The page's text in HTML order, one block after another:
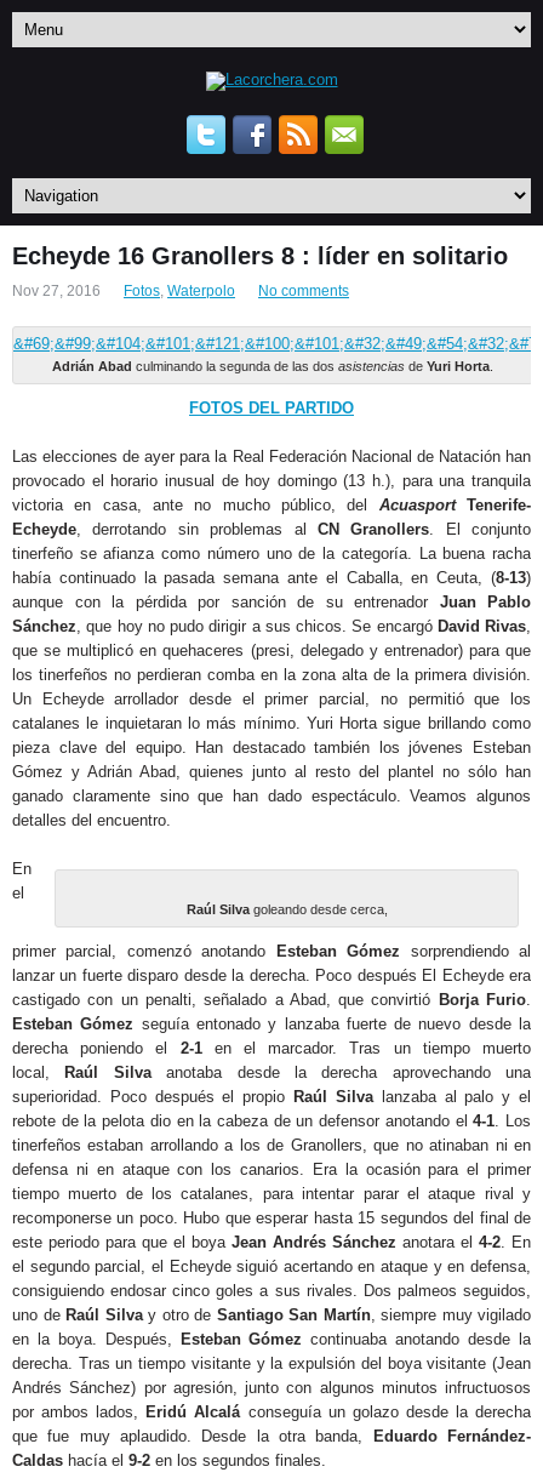
Echeyde 16 Granollers 8 : líder en solitario
Nov 27, 2016 Fotos, Waterpolo No comments
Adrián Abad culminando la segunda de las dos asistencias de Yuri Horta
FOTOS DEL PARTIDO
Las elecciones de ayer para la Real Federación Nacional de Natación han
provocado el horario inusual de hoy domingo (13 h.), para una tranquila
victoria en casa, ante no mucho público, del AcuasportTenerife-
Echeyde, derrotando sin problemas al CN Granollers. El conjunto
tinerfeño se afianza como número uno de la categoría. La buena racha
había continuado la pasada semana ante el Caballa, en Ceuta, (8-13)
aunque con la pérdida por sanción de su entrenador Juan Pablo
Sánchez, que hoy no pudo dirigir a sus chicos. Se encargó David Rivas,
que se multiplicó en quehaceres (presi, delegado y entrenador) para que
los tinerfeños no perdieran comba en la zona alta de la primera división.
Un Echeyde arrollador desde el primer parcial, no permitió que los
catalanes le inquietaran lo más mínimo. Yuri Horta sigue brillando como
pieza clave del equipo. Han destacado también los jóvenes Esteban
Gómez y Adrián Abad, quienes junto al resto del plantel no sólo han
ganado claramente sino que han dado espectáculo. Veamos algunos
detalles del encuentro.
Raúl Silvagoleando desde cerca,
En
el
primer parcial, comenzó anotando Esteban Gómez sorprendiendo al
lanzar un fuerte disparo desde la derecha. Poco después El Echeyde era
castigado con un penalti, señalado a Abad, que convirtió Borja Furio.
Esteban Gómez seguía entonado y lanzaba fuerte de nuevo desde la
derecha poniendo el 2-1en el marcador. Tras un tiempo muerto
local,
Raúl Silvaanotaba desde la derecha aprovechando una
superioridad. Poco después el propio Raúl Silvalanzaba al palo y el
rebote de la pelota dio en la cabeza de un defensor anotando el4-1. Los
tinerfeños estaban arrollando a los de Granollers, que no atinaban ni en
defensa ni en ataque con los canarios. Era la ocasión para el primer
tiempo muerto de los catalanes, para intentar parar el ataque rival y
recomponerse un poco. Hubo que esperar hasta 15 segundos del final de
este periodo para que el boya Jean Andrés Sánchez anotara el 4-2. En
el segundo parcial, el Echeyde siguió acertando en ataque y en defensa,
consiguiendo endosar cinco goles a sus rivales. Dos palmeos seguidos,
uno de Raúl Silvay otro de Santiago San Martín, siempre muy vigilado
en la boya. Después,
Esteban Gómez continuaba anotando desde la
derecha. Tras un tiempo visitante y la expulsión del boya visitante (Jean
Andrés Sánchez) por agresión, junto con algunos minutos infructuosos
por ambos lados, Eridú Alcaláconseguía un golazo desde la derecha
que fue muy aplaudido. Desde la otra banda,
Eduardo Fernández-
Caldas hacía el 9-2 en los segundos finales.